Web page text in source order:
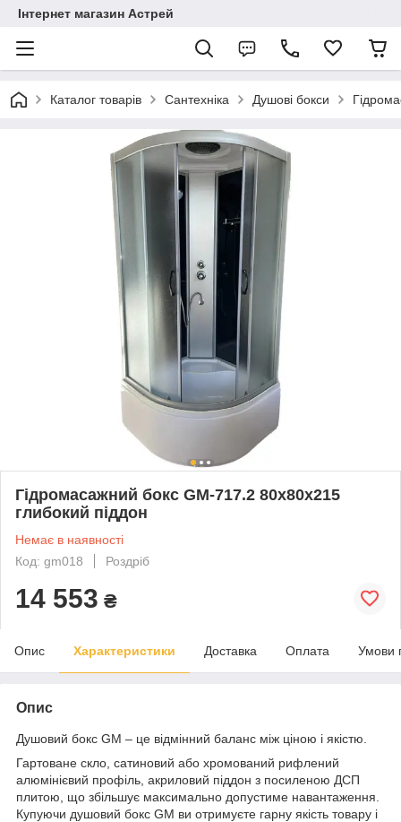
Інтернет магазин Астрей
Каталог товарів Сантехніка Душові бокси
Гідромасажний бокс GM-717.2 80x80x215
глибокий піддон
Немає в наявності
Код: gm018
Роздріб
14 553 ₴
Опис Характеристики Доставка Оплата Умови
Опис
Душовий бокс GM – це відмінний баланс між ціною і якістю.
Гартоване скло, сатиновий або хромований рифлений
алюмінієвий профіль, акриловий піддон з посиленою ДСП
плитою, що збільшує максимально допустиме навантаження.
Купуючи душовий бокс GM ви отримуєте гарну якість товару і